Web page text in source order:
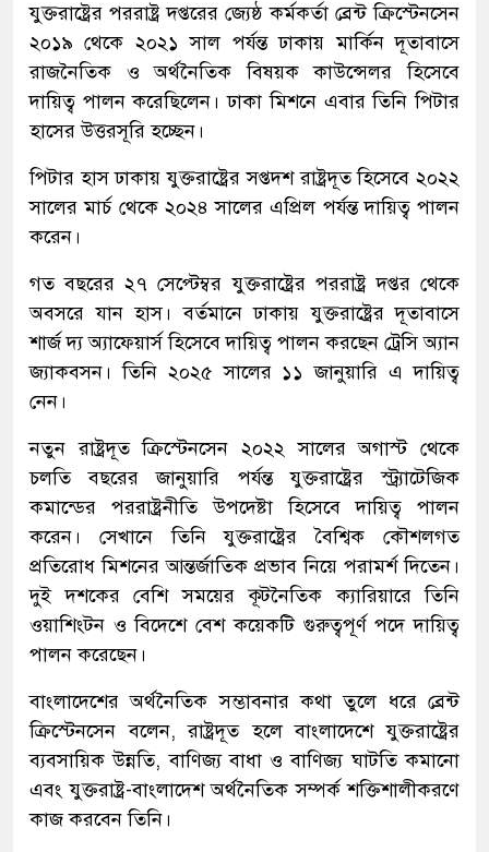
যুক্তরাষ্ট্রের পররাষ্ট্র দপ্তরের জ্যেষ্ঠ কর্মকর্তা ব্রেন্ট ক্রিস্টেনসেন
২০১৯ থেকে ২০২১ সাল পর্যন্ত ঢাকায় মার্কিন দূতাবাসে
রাজনৈতিক ও অর্থনৈতিক বিষয়ক কাউন্সেলর হিসেবে
দায়িত্ব পালন করেছিলেন। ঢাকা মিশনে এবার তিনি পিটার
হাসের উত্তরসূরি হচ্ছেন।
পিটার হাস ঢাকায় যুক্তরাষ্ট্রের সপ্তদশ রাষ্ট্রদূত হিসেবে ২০২২
সালের মার্চ থেকে ২০২৪ সালের এপ্রিল পর্যন্ত দায়িত্ব পালন
করেন।
গত বছরের ২৭ সেপ্টেম্বর যুক্তরাষ্ট্রের পররাষ্ট্র দপ্তর থেকে
অবসরে যান হাস। বর্তমানে ঢাকায় যুক্তরাষ্ট্রের দূতাবাসে
শার্জ দ্য অ্যাফেয়ার্স হিসেবে দায়িত্ব পালন করছেন ট্রেসি অ্যান
জ্যাকবসন। তিনি ২০২৫ সালের ১১ জানুয়ারি এ দায়িত্ব
নেন।
নতুন রাষ্ট্রদূত ক্রিস্টেনসেন ২০২২ সালের অগাস্ট থেকে
চলতি বছরের জানুয়ারি পর্যন্ত যুক্তরাষ্ট্রের স্ট্র্যাটেজিক
কমান্ডের পররাষ্ট্রনীতি উপদেষ্টা হিসেবে দায়িত্ব পালন
করেন। সেখানে তিনি যুক্তরাষ্ট্রের বৈশ্বিক কৌশলগত
প্রতিরোধ মিশনের আন্তর্জাতিক প্রভাব নিয়ে পরামর্শ দিতেন।
দুই দশকের বেশি সময়ের কূটনৈতিক ক্যারিয়ারে তিনি
ওয়াশিংটন ও বিদেশে বেশ কয়েকটি গুরুত্বপূর্ণ পদে দায়িত্ব
পালন করেছেন।
বাংলাদেশের অর্থনৈতিক সম্ভাবনার কথা তুলে ধরে ব্রেন্ট
ক্রিস্টেনসেন বলেন, রাষ্ট্রদূত হলে বাংলাদেশে যুক্তরাষ্ট্রের
ব্যবসায়িক উন্নতি, বাণিজ্য বাধা ও বাণিজ্য ঘাটতি কমানো
এবং যুক্তরাষ্ট্র-বাংলাদেশ অর্থনৈতিক সম্পর্ক শক্তিশালীকরণে
কাজ করবেন তিনি।